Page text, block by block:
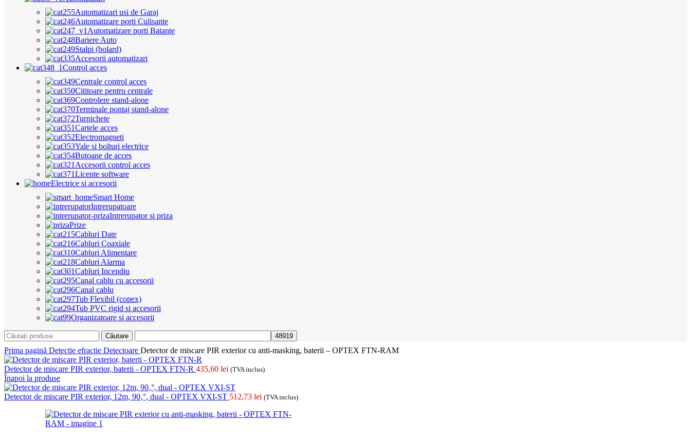
Automatizari usi de Garaj
Automatizare porti Culisante
Automatizare porti Batante
Bariere Auto
Stalpi (bolard)
Accesorii automatizari
Control acces
Centrale control acces
Cititoare pentru centrale
Controlere stand-alone
Terminale pontaj stand-alone
Turnichete
Cartele acces
Electromagneti
Yale si bolturi electrice
Butoane de acces
Accesorii control acces
Licente software
Electrice si accesorii
Smart Home
Intrerupatoare
Intrerupator si priza
Prize
Cabluri Date
Cabluri Coaxiale
Cabluri Alimentare
Cabluri Alarma
Cabluri Incendiu
Canal cablu cu accesorii
Canal cablu
Tub Flexibil (copex)
Tub PVC rigid si accesorii
Organizatoare si accesorii
Căutare
Prima pagină Detectie efractie Detectoare Detector de miscare PIR exterior cu anti-masking, baterii – OPTEX FTN-RAM
Detector de miscare PIR exterior, baterii - OPTEX FTN-R 435,60 lei (TVA inclus)
Înapoi la produse
Detector de miscare PIR exterior, 12m, 90‚°, dual - OPTEX VXI-ST 512,73 lei (TVA inclus)